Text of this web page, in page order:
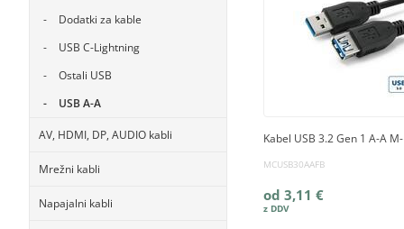
Dodatki za kable
USB C-Lightning
Ostali USB
USB A-A
AV, HDMI, DP, AUDIO kabli
Mrežni kabli
Napajalni kabli
Kabel USB 3.2 Gen 1 A-A
MCUSB30AAFB
od 3,11 €